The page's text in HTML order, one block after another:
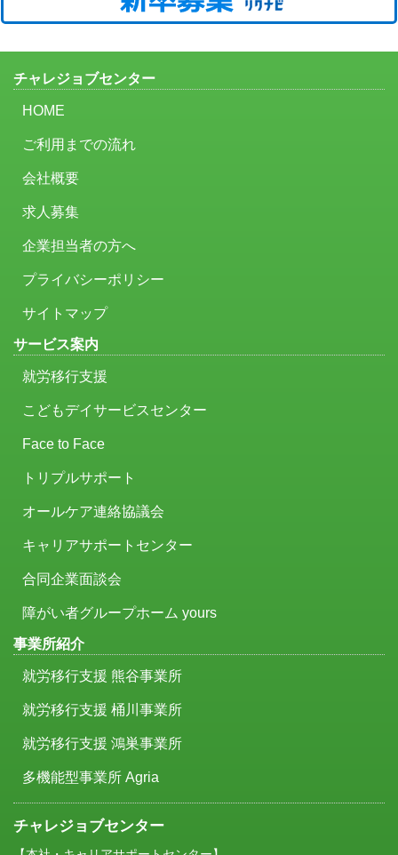
チャレジョブセンター
HOME
ご利用までの流れ
会社概要
求人募集
企業担当者の方へ
プライバシーポリシー
サイトマップ
サービス案内
就労移行支援
こどもデイサービスセンター
Face to Face
トリプルサポート
オールケア連絡協議会
キャリアサポートセンター
合同企業面談会
障がい者グループホーム yours
事業所紹介
就労移行支援 熊谷事業所
就労移行支援 桶川事業所
就労移行支援 鴻巣事業所
多機能型事業所 Agria
チャレジョブセンター